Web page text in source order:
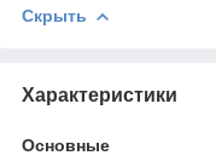
Скрыть
Характеристики
Основные